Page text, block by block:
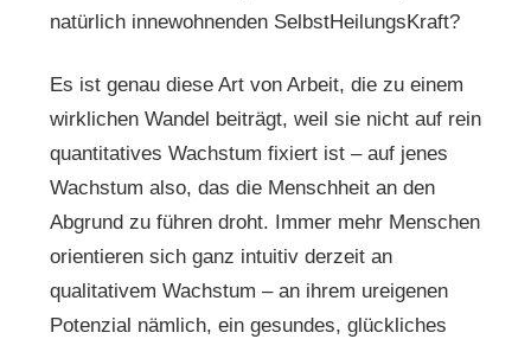
natürlich innewohnenden SelbstHeilungsKraft?
Es ist genau diese Art von Arbeit, die zu einem
wirklichen Wandel beiträgt, weil sie nicht auf rein
quantitatives Wachstum fixiert ist – auf jenes
Wachstum also, das die Menschheit an den
Abgrund zu führen droht. Immer mehr Menschen
orientieren sich ganz intuitiv derzeit an
qualitativem Wachstum – an ihrem ureigenen
Potenzial nämlich, ein gesundes, glückliches